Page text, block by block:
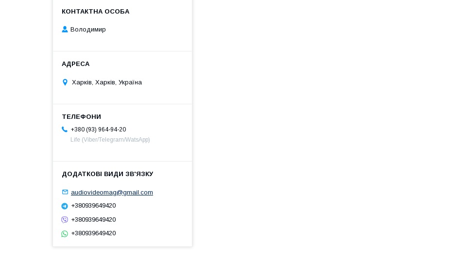
Володимир
Харків, Харків, Україна
+380 (93) 964-94-20
Life (Viber/Telegram/WatsApp)
audiovideomag@gmail.com
+380939649420
+380939649420
+380939649420